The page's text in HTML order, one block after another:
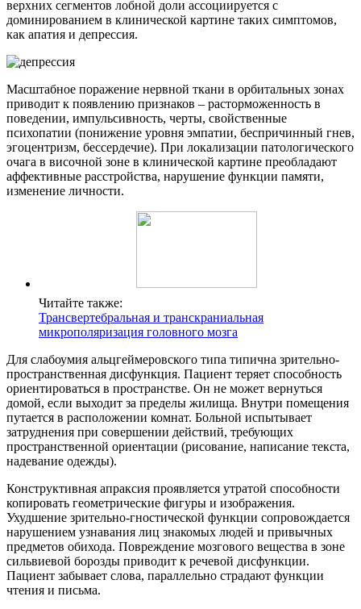
верхних сегментов лобной доли ассоциируется с
доминированием в клинической картине таких симптомов,
как апатия и депрессия.
Масштабное поражение нервной ткани в орбитальных зонах
приводит к появлению признаков – расторможенность в
поведении, импульсивность, черты, свойственные
психопатии (понижение уровня эмпатии, беспричинный гнев,
эгоцентризм, бессердечие). При локализации патологического
очага в височной зоне в клинической картине преобладают
аффективные расстройства, нарушение функции памяти,
изменение личности.
Читайте также:
Трансвертебральная и транскраниальная
микрополяризация головного мозга
Для слабоумия альцгеймеровского типа типична зрительно-
пространственная дисфункция. Пациент теряет способность
ориентироваться в пространстве. Он не может вернуться
домой, если выходит за пределы жилища. Внутри помещения
путается в расположении комнат. Больной испытывает
затруднения при совершении действий, требующих
пространственной ориентации (рисование, написание текста,
надевание одежды).
Конструктивная апраксия проявляется утратой способности
копировать геометрические фигуры и изображения.
Ухудшение зрительно-гностической функции сопровождается
нарушением узнавания лиц знакомых людей и привычных
предметов обихода. Повреждение мозгового вещества в зоне
сильвиевой борозды приводит к речевой дисфункции.
Пациент забывает слова, параллельно страдают функции
чтения и письма.